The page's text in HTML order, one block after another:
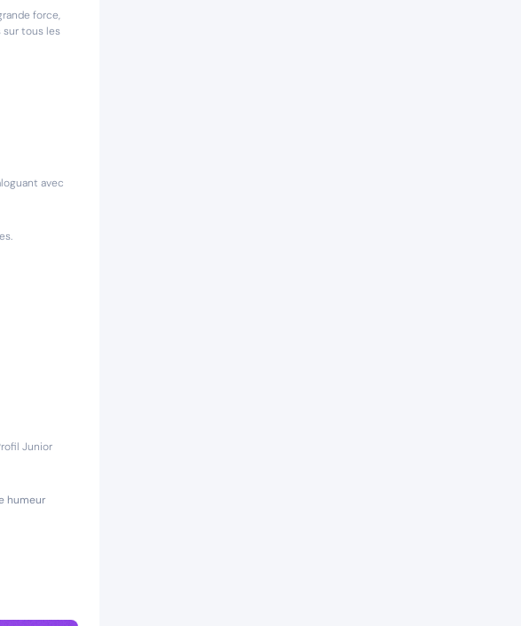
force,
sur tous les
avec
Junior
humeur